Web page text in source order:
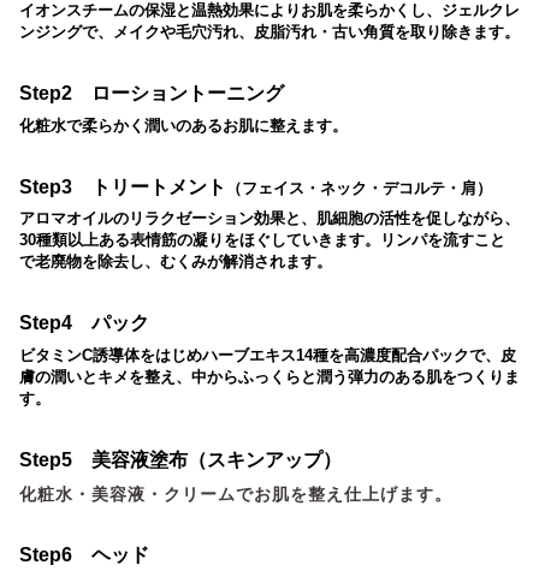
イオンスチームの保湿と温熱効果によりお肌を柔らかくし、 ジェルクレ
ンジングで、メイクや毛穴汚れ、皮脂汚れ・古い角質を取り除きます。
Step2 ローショントーニング
化粧水で柔らかく潤いのあるお肌に整えます。
Step3 トリートメント （フェイス・ネック・デコルテ・肩）
アロマオイルのリラクゼーション効果と、肌細胞の活性を促しながら、
30種類以上ある表情筋の凝りをほぐしていきます。
リンパを流すこと
で老廃物を除去し、むくみが解消されます。
Step4 パック
ビタミンC誘導体をはじめハーブエキス14種を高濃度配合パックで、皮
膚の潤いとキメを整え、 中からふっくらと潤う弾力のある肌をつくりま
す。
Step5 美容液塗布（スキンアップ）
化粧水・美容液・クリームでお肌を整え仕上げます。
Step6 ヘッド